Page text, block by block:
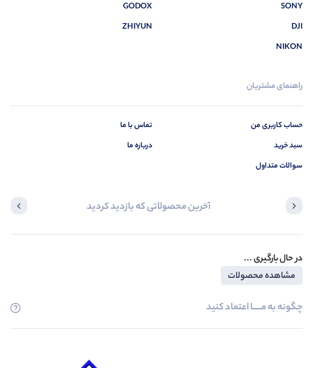
SONY
DJI
NIKON
GODOX
ZHIYUN
راهنمای مشتریان
حساب کاربری من
سبد خرید
سوالات متداول
تماس با ما
درباره ما
آخرین محصولاتی که بازدید کردید
در حال بارگیری ...
مشاهده محصولات
چگونه به مــــــا اعتماد کنید